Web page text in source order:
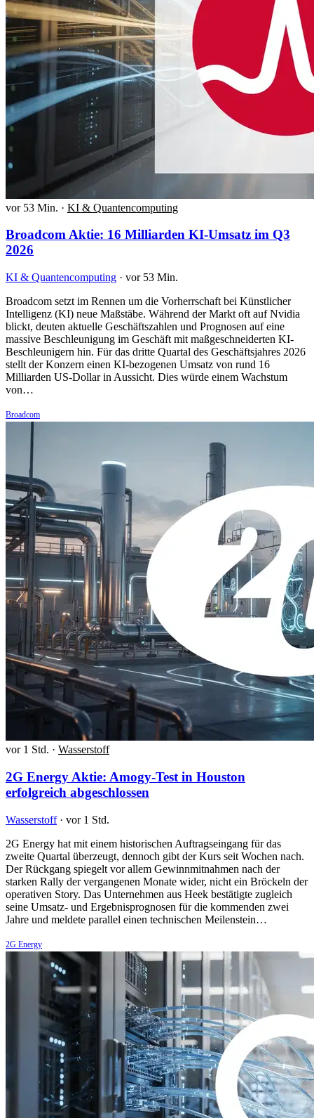
vor 53 Min. · KI & Quantencomputing
Broadcom Aktie: 16 Milliarden KI-Umsatz im Q3
2026
KI & Quantencomputing · vor 53 Min.
Broadcom setzt im Rennen um die Vorherrschaft bei Künstlicher
Intelligenz (KI) neue Maßstäbe. Während der Markt oft auf Nvidia
blickt, deuten aktuelle Geschäftszahlen und Prognosen auf eine
massive Beschleunigung im Geschäft mit maßgeschneiderten KI-
Beschleunigern hin. Für das dritte Quartal des Geschäftsjahres 2026
stellt der Konzern einen KI-bezogenen Umsatz von rund 16
Milliarden US-Dollar in Aussicht. Dies würde einem Wachstum
von…
Broadcom
vor 1 Std. · Wasserstoff
2G Energy Aktie: Amogy-Test in Houston
erfolgreich abgeschlossen
Wasserstoff · vor 1 Std.
2G Energy hat mit einem historischen Auftragseingang für das
zweite Quartal überzeugt, dennoch gibt der Kurs seit Wochen nach.
Der Rückgang spiegelt vor allem Gewinnmitnahmen nach der
starken Rally der vergangenen Monate wider, nicht ein Bröckeln der
operativen Story. Das Unternehmen aus Heek bestätigte zugleich
seine Umsatz- und Ergebnisprognosen für die kommenden zwei
Jahre und meldete parallel einen technischen Meilenstein…
2G Energy